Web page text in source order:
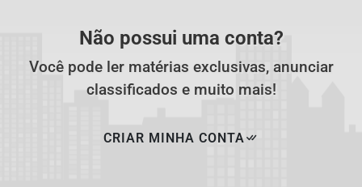
Não possui uma conta?
Você pode ler matérias exclusivas, anunciar
classificados e muito mais!
CRIAR MINHA CONTA